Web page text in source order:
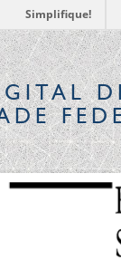
Simplifique!